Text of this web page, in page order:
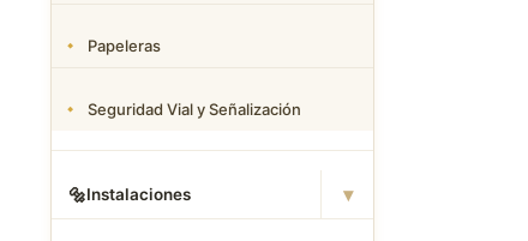
Papeleras
Seguridad Vial y Señalización
🔩Instalaciones ▾